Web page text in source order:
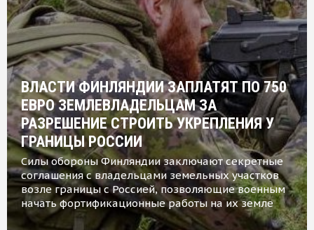
ВЛАСТИ ФИНЛЯНДИИ ЗАПЛАТЯТ ПО 750
ЕВРО ЗЕМЛЕВЛАДЕЛЬЦАМ ЗА
РАЗРЕШЕНИЕ СТРОИТЬ УКРЕПЛЕНИЯ У
ГРАНИЦЫ РОССИИ
Силы обороны Финляндии заключают секретные
соглашения с владельцами земельных участков
возле границы с Россией, позволяющие военным
начать фортификационные работы на их земле